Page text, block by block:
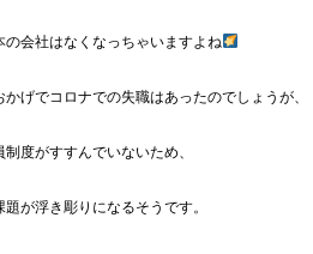
会社はなくなっちゃいますよね
げでコロナでの失職はあったのでしょうが、
度がすすんでいないため、
が浮き彫りになるそうです。